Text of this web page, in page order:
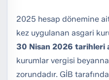
2025 hesap dönemine
kez uygulanan asgari
30 Nisan 2026 tarihleri
kurumlar vergisi
zorundadır. GİB